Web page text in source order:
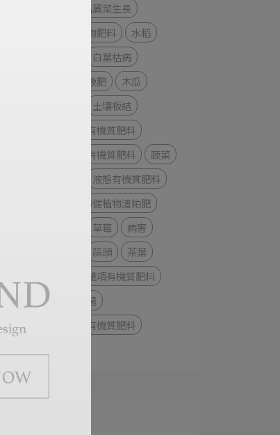
高麗菜生長
溶磷菌微生物肥料
水稻
白葉枯病
液態有機質液肥
木瓜
土壤板結
活力美液態有機質肥料
綠天使液態有機質肥料
蔬菜
液態有機質肥料
蔬沛健植物渣粕肥
草莓
病害
蒜頭
茶葉
活力優液態雜項有機質肥料
活力美溶磷菌
根沛旺液態有機質肥料